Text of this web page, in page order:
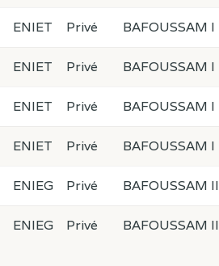
ENIET Privé BAFOUSSAM I
ENIET Privé BAFOUSSAM I
ENIET Privé BAFOUSSAM I
ENIET Privé BAFOUSSAM I
ENIEG Privé BAFOUSSAM II
ENIEG Privé BAFOUSSAM II